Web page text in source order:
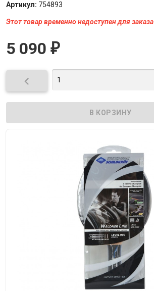
Артикул: 754893
Этот товар временно недоступен для заказа
5 090 ₽
